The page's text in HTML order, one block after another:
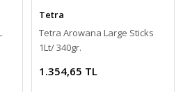
Tetra
Tetra Arowana Large Sticks
1Lt/ 340gr.
1.354,65 TL